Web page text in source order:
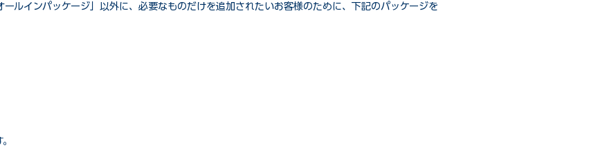
ールインパッケージ」以外に、必要なものだけを追加されたいお客様のために、下記のパッケージを